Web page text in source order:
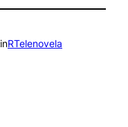
inRTelenovela